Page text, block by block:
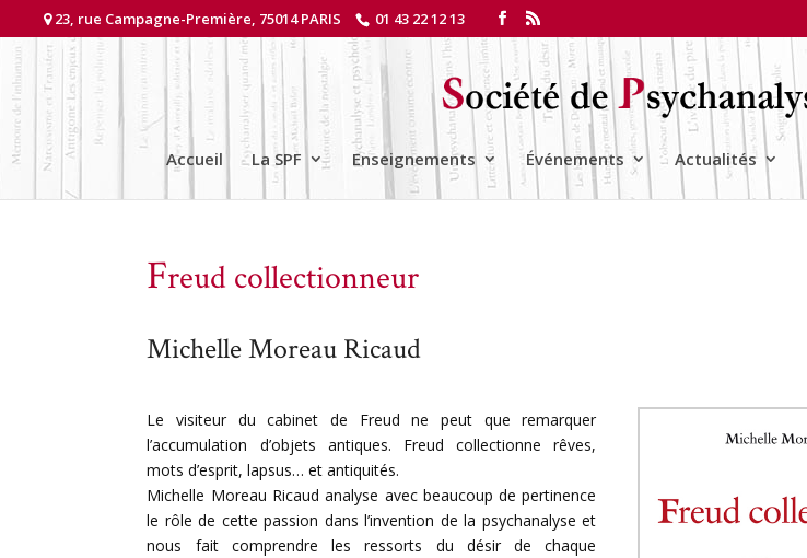
23, rue Campagne-Première, 75014 PARIS 01 43 22 12 13
Accueil La SPF Enseignements Événements Actualités
Freud collectionneur
Michelle Moreau Ricaud
Le visiteur du cabinet de Freud ne peut que remarquer
l’accumulation d’objets antiques. Freud collectionne rêves,
mots d’esprit, lapsus… et antiquités.
Michelle Moreau Ricaud analyse avec beaucoup de pertinence
le rôle de cette passion dans l’invention de la psychanalyse et
nous fait comprendre les ressorts du désir de chaque